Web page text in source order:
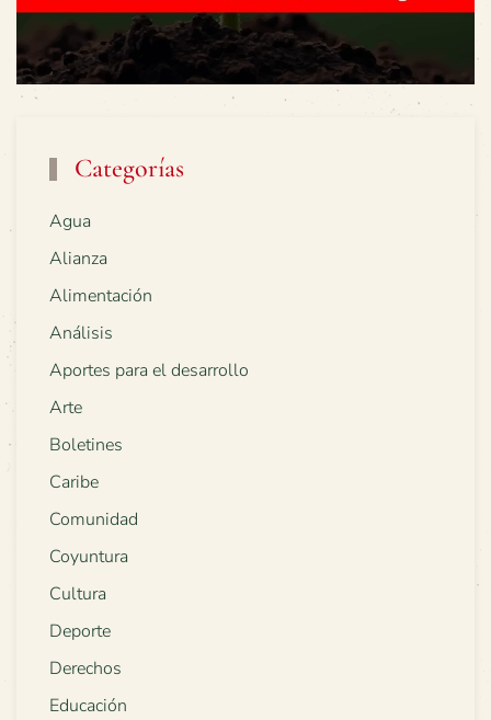
Categorías
Agua
Alianza
Alimentación
Análisis
Aportes para el desarrollo
Arte
Boletines
Caribe
Comunidad
Coyuntura
Cultura
Deporte
Derechos
Educación